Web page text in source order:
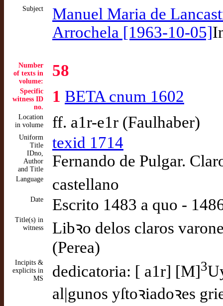
Subject
Manuel Maria de
Arrochela [1963-10-05]
Number
of texts in
volume:
58
Specific
witness ID
no.
1 BETA cnum 1602
Location
in volume
ff. a1r-e1r (Faulhaber)
Uniform
Title
IDno,
Author
and Title
texid 1714
Fernando de Pulgar.
Language castellano
Date Escrito 1483 a quo -
Title(s) in
witness
Libꝛo delos claros
(Perea)
Incipits &
explicits in
MS
dedicatoria: [ a1r] [M]3
al|gunos yſtoꝛiadoꝛes